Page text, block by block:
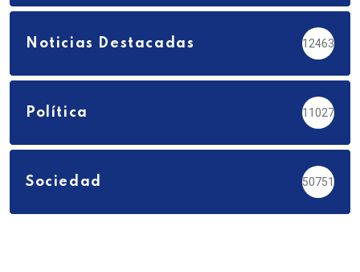
Noticias Destacadas 12463
Política 11027
Sociedad 50751